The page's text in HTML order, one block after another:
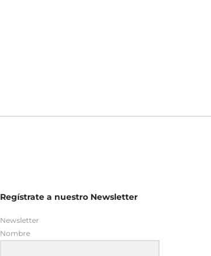
Regístrate a nuestro Newsletter
Newsletter
Nombre